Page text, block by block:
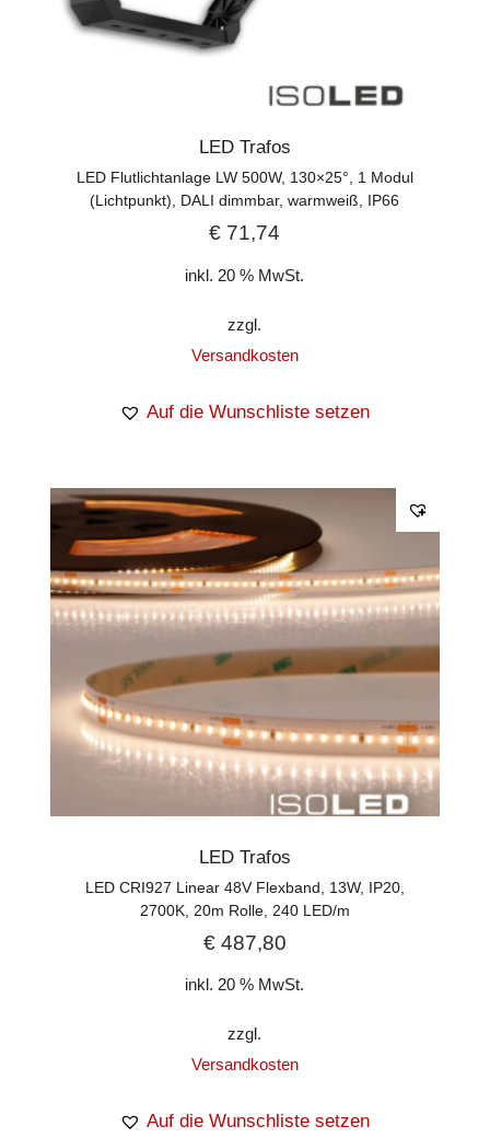
LED Trafos
LED Flutlichtanlage LW 500W, 130×25°, 1 Modul
(Lichtpunkt), DALI dimmbar, warmweiß, IP66
€ 71,74
inkl. 20 % MwSt.
zzgl.
Versandkosten
Auf die Wunschliste setzen
LED Trafos
LED CRI927 Linear 48V Flexband, 13W, IP20,
2700K, 20m Rolle, 240 LED/m
€487,80
inkl. 20 % MwSt.
zzgl.
Versandkosten
Auf die Wunschliste setzen